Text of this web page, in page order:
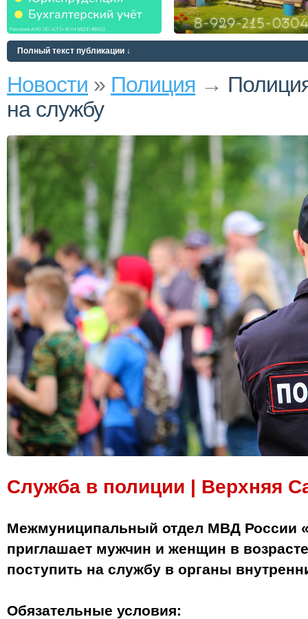
Полный текст публикации ↓
Новости » Полиция →
на службу
Служба в полиции | Верхняя
Межмуниципальный отдел МВД России
приглашает мужчин и женщин в
поступить на службу в органы
Обязательные условия: